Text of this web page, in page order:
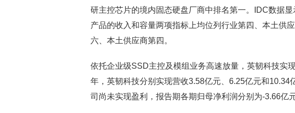
研主控芯片的境内固态硬盘厂商中排名第一。IDC数据
产品的收入和容量两项指标上均位列行业第四、本土供
六、本土供应商第四。
依托企业级SSD主控及模组业务高速放量，英韧科技实
年，英韧科技分别实现营收3.58亿元、6.25亿元和10.34
司尚未实现盈利，报告期各期归母净利润分别为-3.66亿